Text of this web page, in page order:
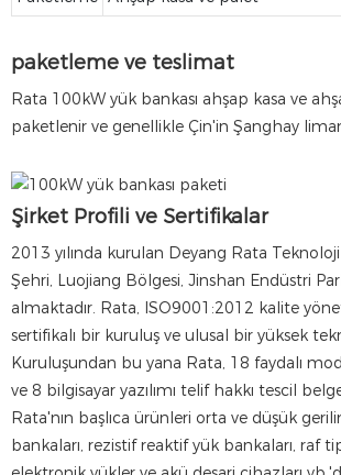
paketleme ve teslimat
Rata 100kW yük bankası ahşap kasa ve
paketlenir ve genellikle Çin'in Şanghay
Şirket Profili ve Sertifikalar
2013 yılında kurulan Deyang Rata
Şehri, Luojiang Bölgesi, Jinshan Endüstri
almaktadır. Rata, ISO9001:2012 kalite
sertifikalı bir kuruluş ve ulusal bir yüksek
Kuruluşundan bu yana Rata, 18 faydalı
ve 8 bilgisayar yazılımı telif hakkı tescil
Rata'nın başlıca ürünleri orta ve düşük
bankaları, rezistif reaktif yük bankaları, raf